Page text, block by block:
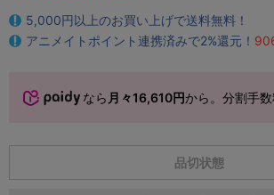
5,000円以上のお買い上げで送料無料！
アニメイトポイント連携済みで2%還元！
なら 月々16,610円から。分割手
品切状態